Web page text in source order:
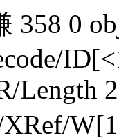
358 0
Length